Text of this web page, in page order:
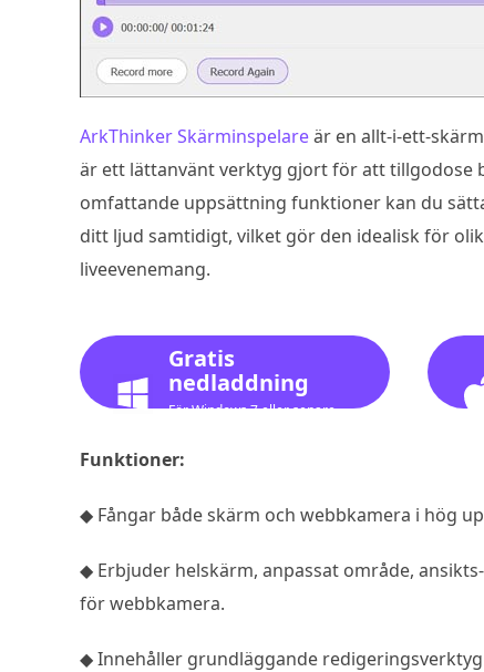
ArkThinker Skärminspelareär en allt-i-ett-
är ett lättanvänt verktyg gjort för att tillgodose
omfattande uppsättning funktioner kan du
ditt ljud samtidigt, vilket gör den idealisk för
liveevenemang.
Gratis
nedladdning
För Windows 7 eller senare
Funktioner:
◆ Fångar både skärm och webbkamera i hög
◆ Erbjuder helskärm, anpassat område,
för webbkamera.
◆ Innehåller grundläggande